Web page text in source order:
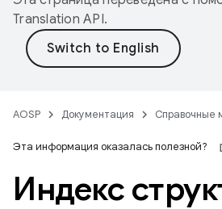
Translation API.
AOSP Документация Справочные
Эта информация оказалась полезной?
Индекс